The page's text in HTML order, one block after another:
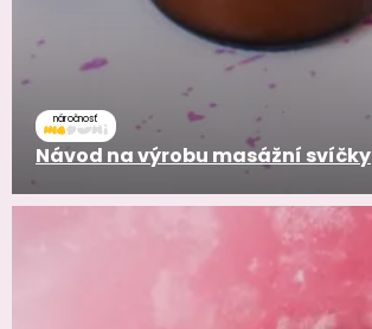
náročnosť
Návod na výrobu masážní svíčky